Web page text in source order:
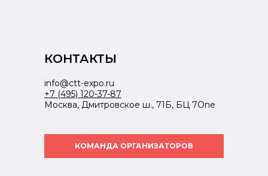
info@ctt-expo.ru
+7 (495) 120-37-87
Москва, Дмитровское ш., 71Б, БЦ 7One
КОМАНДА ОРГАНИЗАТОРОВ
КОНТАКТЫ